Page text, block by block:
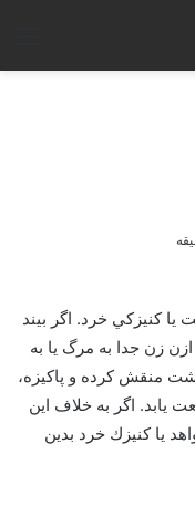
كنيزكي خرد. اگر بيند
زن جدا به مرگ يا به
منقش كرده و پاكيزه،
يابد. اگر به خلاف اين
يا كنيزك خرد بدين